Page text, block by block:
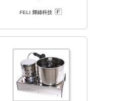
FELI 輝綠科技